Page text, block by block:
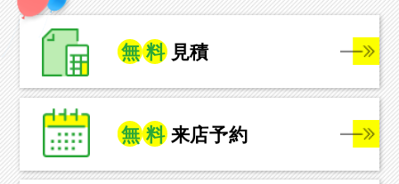
無 料 見積
無 料 来店予約